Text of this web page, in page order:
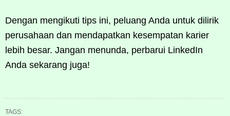
Dengan mengikuti tips ini, peluang Anda untuk dilirik
perusahaan dan mendapatkan kesempatan karier
lebih besar. Jangan menunda, perbarui LinkedIn
Anda sekarang juga!
TAGS: